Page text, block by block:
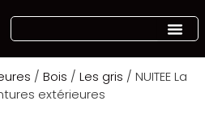
/ Bois / Les gris / NUITEE La
extérieures